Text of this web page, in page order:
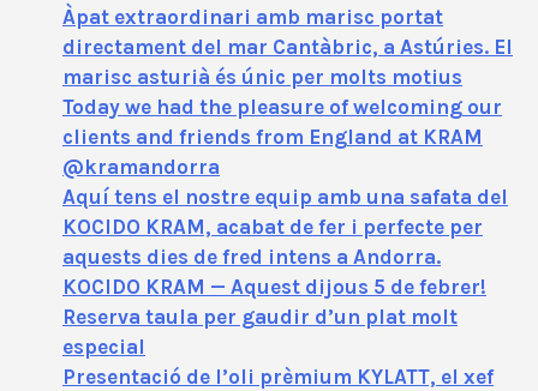
Àpat extraordinari amb marisc portat
directament del mar Cantàbric, a Astúries. El
marisc asturià és únic per molts motius
Today we had the pleasure of welcoming our
clients and friends from England at KRAM
@kramandorra
Aquí tens el nostre equip amb una safata del
KOCIDO KRAM, acabat de fer i perfecte per
aquests dies de fred intens a Andorra.
KOCIDO KRAM — Aquest dijous 5 de febrer!
Reserva taula per gaudir d’un plat molt
especial
Presentació de l’oli prèmium KYLATT, el xef